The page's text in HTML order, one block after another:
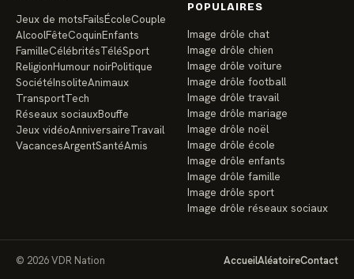
Jeux de motsFailsÉcoleCouple
AlcoolFêteCoquinEnfants
FamilleCélébritésTéléSport
ReligionHumour noirPolitique
SociétéInsoliteAnimaux
TransportTech
Réseaux sociauxBouffe
Jeux vidéoAnniversaireTravail
VacancesArgentSantéAmis
POPULAIRES
Image drôle chat
Image drôle chien
Image drôle voiture
Image drôle football
Image drôle travail
Image drôle mariage
Image drôle noël
Image drôle école
Image drôle enfants
Image drôle famille
Image drôle sport
Image drôle réseaux sociaux
© 2026 VDR Nation AccueilAléatoireContact